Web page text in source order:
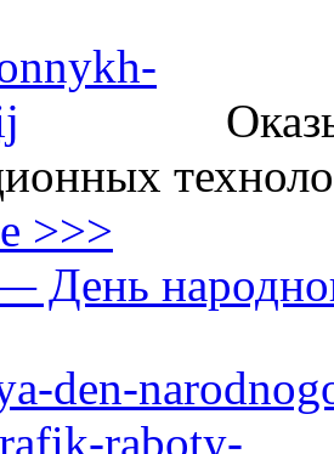
>>>
День